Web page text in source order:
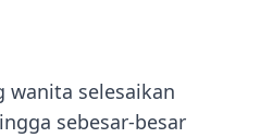
wanita selesaikan
sebesar-besar